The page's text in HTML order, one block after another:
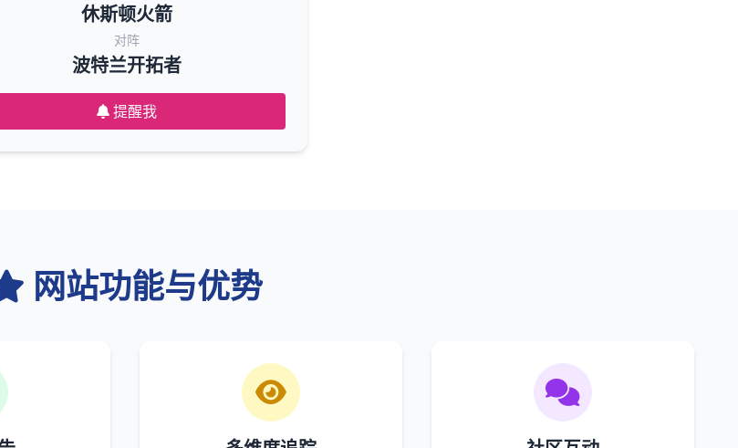
休斯顿火箭
对阵
波特兰开拓者
提醒我
网站功能与优势